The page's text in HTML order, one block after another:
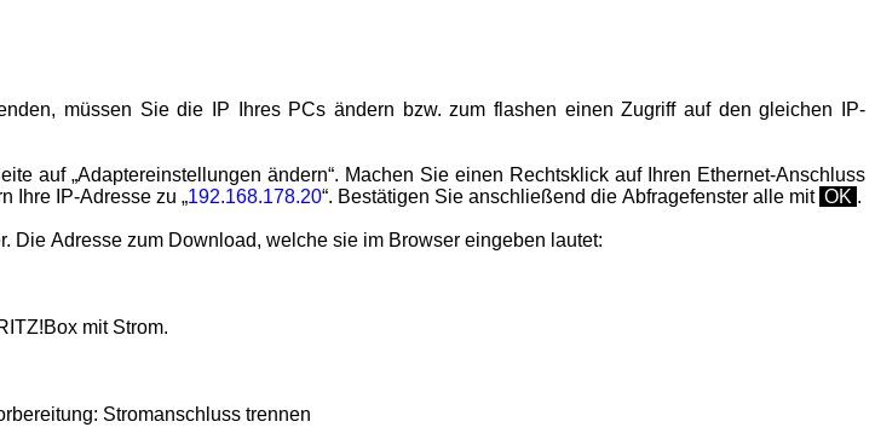
müssen Sie die IP Ihres PCs ändern bzw. zum flashen einen Zugriff auf den gleichen IP-
auf „Adaptereinstellungen ändern“. Machen Sie einen Rechtsklick auf Ihren Ethernet-Anschluss
Ihre IP-Adresse zu „192.168.178.20“. Bestätigen Sie anschließend die Abfragefenster alle mit OK .
Die Adresse zum Download, welche sie im Browser eingeben lautet:
mit Strom.
Stromanschluss trennen